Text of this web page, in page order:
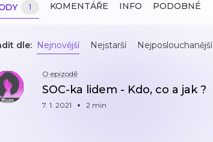
1 KOMENTÁŘE INFO PODOBNÉ
dle: Nejnovější Nejstarší Nejposlouchanější
O epizodě
SOC-ka lidem - Kdo, co a jak ?
7. 1. 2021 2 min